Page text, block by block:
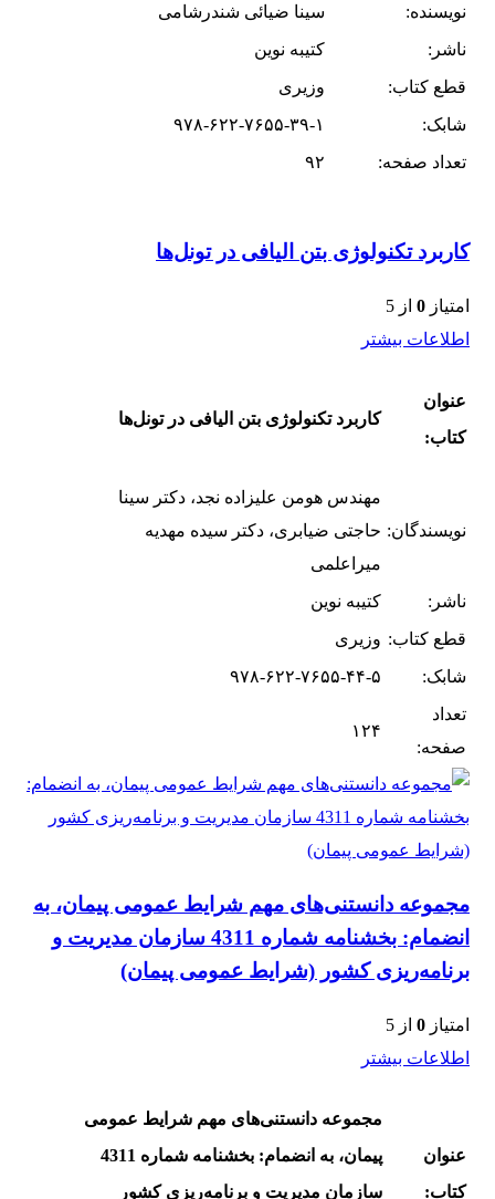
نویسنده:
سینا ضیائی شندرشامی
ناشر:
کتیبه نوین
قطع کتاب:
وزیری
شابک:
۹۷۸-۶۲۲-۷۶۵۵-۳۹-۱
تعداد صفحه:
۹۲
کاربرد تکنولوژی بتن الیافی در تونل‌ها
امتیاز 0 از 5
اطلاعات بیشتر
عنوان
کتاب:
کاربرد تکنولوژی بتن الیافی در تونل‌ها
نویسندگان:
مهندس هومن علیزاده نجد، دکتر سینا
حاجتی ضیابری، دکتر سیده مهدیه
میراعلمی
ناشر:
کتیبه نوین
قطع کتاب: وزیری
شابک:
۹۷۸-۶۲۲-۷۶۵۵-۴۴-۵
تعداد
صفحه:
۱۲۴
مجموعه دانستنی‌های مهم شرایط عمومی پیمان، به
انضمام: بخشنامه شماره 4311 سازمان مدیریت و
برنامه‌ریزی کشور (شرایط عمومی پیمان)
امتیاز 0 از 5
اطلاعات بیشتر
عنوان
کتاب:
مجموعه دانستنی‌های مهم شرایط عمومی
پیمان، به انضمام: بخشنامه شماره 4311
سازمان مدیریت و برنامه‌ریزی کشور